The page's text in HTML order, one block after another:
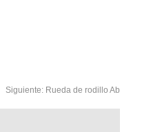
Siguiente: Rueda de rodillo Ab